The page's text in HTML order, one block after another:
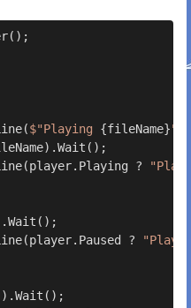
$"Playing {fileName}"
?
?